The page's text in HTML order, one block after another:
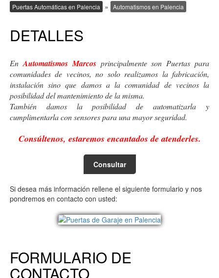
Puertas Automáticas en Palencia » Automatismos en Palencia
DETALLES
En Automatismos Marcosprincipalmente son Puertas para
comunidades de vecinos, no solo realizamos la fabricación,
instalación sino que damos a la comunidad de vecinos la
posibilidad del mantenimiento de la misma.
También damos la posibilidad de automatizarla y
cumplimentarla con sensores para una mayor seguridad.
Consúltenos, estaremos encantados de atenderles.
Consultar
Si desea más información rellene el siguiente formulario y nos
pondremos en contacto con usted:
FORMULARIO DE
CONTACTO